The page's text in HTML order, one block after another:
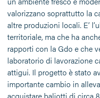
valorizzano soprattutto la
altre produzioni locali. E’
territoriale, ma che ha
rapporti con la Gdo e che
laboratorio di lavorazione
attigui. Il progetto è stato
importante cambio in
acquistare baliotti di circa